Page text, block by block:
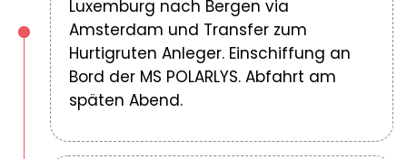
Luxemburg nach Bergen via
Amsterdam und Transfer zum
Hurtigruten Anleger. Einschiffung an
Bord der MS POLARLYS. Abfahrt am
späten Abend.